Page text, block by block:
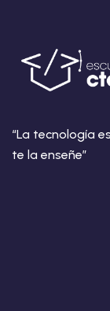
“La tecnología
te la enseñe”